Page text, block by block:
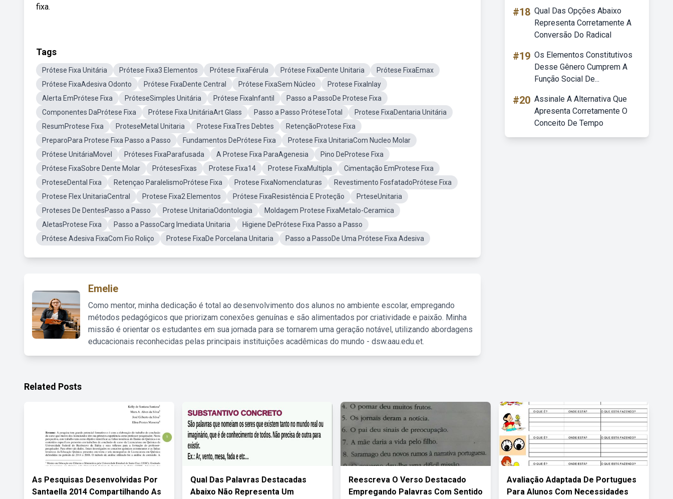
fixa.
Tags
Prótese Fixa Unitária Prótese Fixa3 Elementos Prótese FixaFérula Prótese FixaDente Unitaria
Prótese FixaEmax
Prótese FixaAdesiva Odonto
Prótese FixaDente Central Prótese FixaSem Núcleo
Protese FixaInlay
Alerta EmPrótese Fixa
PróteseSimples Unitária Prótese FixaInfantil
Passo a PassoDe Protese Fixa
Componentes DaPrótese Fixa
Prótese Fixa UnitáriaArt Glass Passo a Passo PróteseTotal
Protese FixaDentaria Unitária
ResumProtese Fixa
ProteseMetal Unitaria Protese FixaTres Debtes
RetençãoProtese Fixa
PreparoPara Protese Fixa Passo a Passo
Fundamentos DePrótese Fixa
Protese Fixa UnitariaCom Nucleo Molar
Prótese UnitáriaMovel
Próteses FixaParafusada A Protese Fixa ParaAgenesia
Pino DeProtese Fixa
Prótese FixaSobre Dente Molar
PrótesesFixas Protese Fixa14 Protese FixaMultipla
Cimentação EmProtese Fixa
ProteseDental Fixa
Retençao ParalelismoPrótese Fixa Protese FixaNomenclaturas
Revestimento FosfatadoPrótese Fixa
Protese Flex UnitariaCentral
Protese Fixa2 Elementos Prótese FixaResistência E Proteção
PrteseUnitaria
Proteses De DentesPasso a Passo
Protese UnitariaOdontologia
Moldagem Protese FixaMetalo-Ceramica
AletasProtese Fixa
Passo a PassoCarg Imediata Unitaria
Higiene DePrótese Fixa Passo a Passo
Prótese Adesiva FixaCom Fio Roliço
Protese FixaDe Porcelana Unitaria Passo a PassoDe Uma Prótese Fixa Adesiva
Emelie
Como mentor, minha dedicação é total ao desenvolvimento dos alunos no ambiente escolar, empregando
métodos pedagógicos que priorizam conexões genuínas e são alimentados por criatividade e paixão. Minha
missão é orientar os estudantes em sua jornada para se tornarem uma geração notável, utilizando abordagens
educacionais reconhecidas pelas principais instituições acadêmicas do mundo - dsw.aau.edu.et.
#18 Qual Das Opções Abaixo
Representa Corretamente A
Conversão Do Radical
#19 Os Elementos Constitutivos
Desse Gênero Cumprem A
Função Social De...
#20 Assinale A Alternativa Que
Apresenta Corretamente O
Conceito De Tempo
Related Posts
As Pesquisas Desenvolvidas Por
Santaella 2014 Compartilhando As
Qual Das Palavras Destacadas
Abaixo Não Representa Um
Reescreva O Verso Destacado
Empregando Palavras Com Sentido
Avaliação Adaptada De Portugues
Para Alunos Com Necessidades